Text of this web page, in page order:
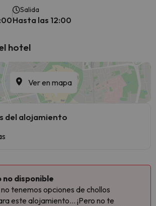
Salida
Hasta las 12:00
hotel
Ver en mapa
del alojamiento
disponible
tenemos opciones de chollos
este alojamiento... ¡Pero no te